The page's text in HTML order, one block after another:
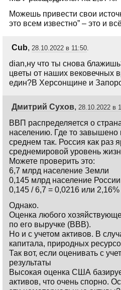
Можешь привести свои
это всем известно” – это и
Cub, 28.10.2022 в 11:50.
dian,ну что ты снова
цветы от наших вековечных
един?В Херсонщине и
Дмитрий Сухов, 28.10.2022 в
ВВП распределяется о
населению. Где то завышено
среднем так. Россия как раз
среднемировой уровень
Можете проверить это:
6,7 млрд население Земли
0,145 млрд население России
0,145 / 6,7 = 0,0216 или 2,16%
Однако.
Оценка любого
по его выручке (ВВВ).
Но и с учетом активов. В
капитала, природных
Так вот, если оценивать с
результаты
Высокая оценка США
активов, что очень спорно.